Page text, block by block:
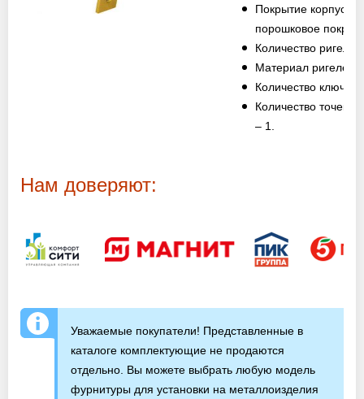
ЗАПРОСИТЬ РАСЧЕТ
+7 (495) 767-19-79
Работаем без выходных!
Покрытие корпуса –
порошковое
Количество
Материал ригелей
Количество ключей
Количество точек
– 1.
Нам доверяют:
Уважаемые покупатели! Представленные в
каталоге комплектующие не продаются
отдельно. Вы можете выбрать любую модель
фурнитуры для установки на металлоизделия